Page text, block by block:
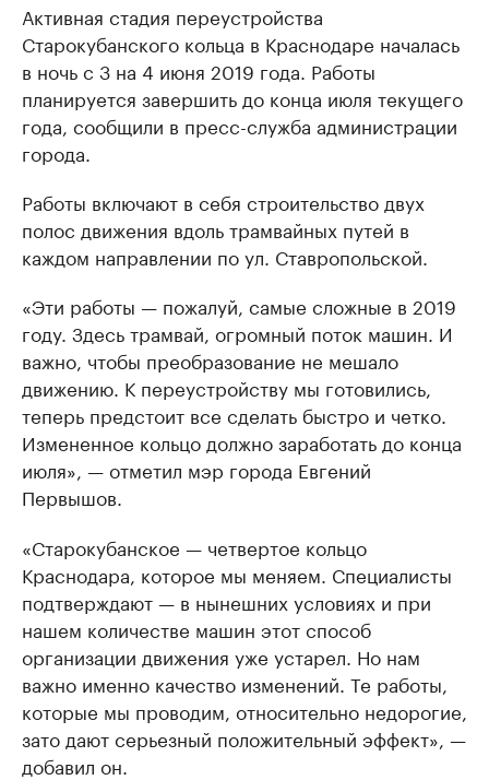
Активная стадия переустройства
Старокубанского кольца в Краснодаре началась
в ночь с 3 на 4 июня 2019 года. Работы
планируется завершить до конца июля текущего
года, сообщили в пресс-служба администрации
города.
Работы включают в себя строительство двух
полос движения вдоль трамвайных путей в
каждом направлении по ул. Ставропольской.
«Эти работы — пожалуй, самые сложные в 2019
году. Здесь трамвай, огромный поток машин. И
важно, чтобы преобразование не мешало
движению. К переустройству мы готовились,
теперь предстоит все сделать быстро и четко.
Измененное кольцо должно заработать до конца
июля», — отметил мэр города Евгений
Первышов.
«Старокубанское — четвертое кольцо
Краснодара, которое мы меняем. Специалисты
подтверждают — в нынешних условиях и при
нашем количестве машин этот способ
организации движения уже устарел. Но нам
важно именно качество изменений. Те работы,
которые мы проводим, относительно недорогие,
зато дают серьезный положительный эффект», —
добавил он.